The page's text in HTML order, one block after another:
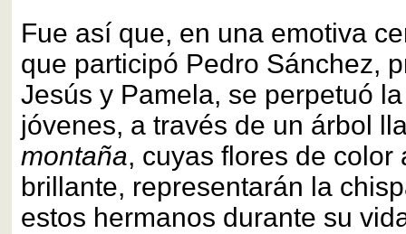
Fue así que, en una emotiva
que participó Pedro Sánchez,
Jesús y Pamela, se perpetuó
jóvenes, a través de un árbol
montaña, cuyas flores de color
brillante, representarán la
estos hermanos durante su